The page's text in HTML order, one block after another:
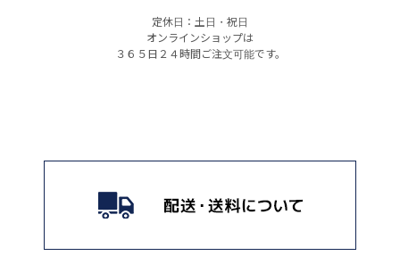
定休日：土日・祝日
オンラインショップは
３６５日２４時間ご注文可能です。